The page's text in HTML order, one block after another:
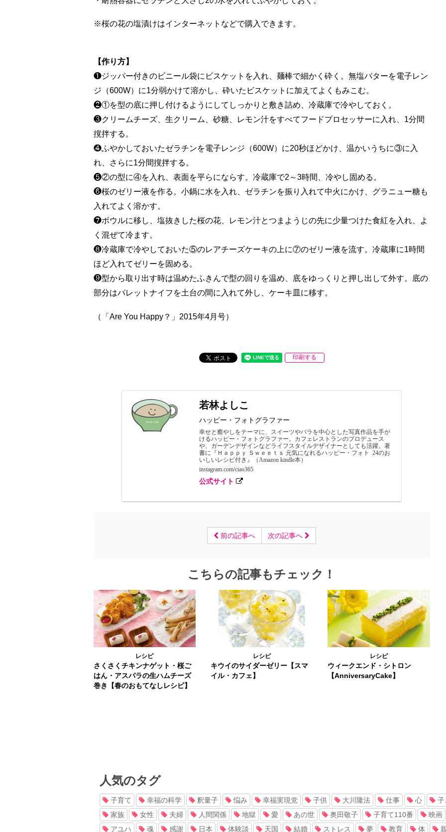
※桜の花の塩漬けはインターネットなどで購入できます。
【作り方】
❶ジッパー付きのビニール袋にビスケットを入れ、麺棒で細かく砕く。無塩バターを電子レン
ジ（600W）に1分弱かけて溶かし、砕いたビスケットに加えてよくもみこむ。
❷①を型の底に押し付けるようにしてしっかりと敷き詰め、冷蔵庫で冷やしておく。
❸クリームチーズ、生クリーム、砂糖、レモン汁をすべてフードプロセッサーに入れ、1分間
撹拌する。
❹ふやかしておいたゼラチンを電子レンジ（600W）に20秒ほどかけ、温かいうちに③に入
れ、さらに1分間撹拌する。
❺②の型に④を入れ、表面を平らにならす。冷蔵庫で2～3時間、冷やし固める。
❻桜のゼリー液を作る。小鍋に水を入れ、ゼラチンを振り入れて中火にかけ、グラニュー糖も
入れてよく溶かす。
❼ボウルに移し、塩抜きした桜の花、レモン汁とつまようじの先に少量つけた食紅を入れ、よ
く混ぜて冷ます。
❽冷蔵庫で冷やしておいた⑤のレアチーズケーキの上に⑦のゼリー液を流す。冷蔵庫に1時間
ほど入れてゼリーを固める。
❾型から取り出す時は温めたふきんで型の回りを温め、底をゆっくりと押し出して外す。底の
部分はパレットナイフを土台の間に入れて外し、ケーキ皿に移す。
（「Are You Happy？」2015年4月号）
印刷する
若林よしこ
ハッピー・フォトグラファー
幸せと癒やしをテーマに、スイーツやバラを中心とした写真作品を手が
けるハッピー・フォトグラファー。カフェレストランのプロデュース
や、ガーデンデザインなどライフスタイルデザイナーとしても活躍。著
書に『Ｈａｐｐｙ Ｓｗｅｅｔｓ 元気になれるハッピー・フォト 24のお
いしいレシピ付き』（Amazon kindle本）
instagram.com/ciao365
公式サイト
前の記事へ 次の記事へ
こちらの記事もチェック！
レシピ
さくさくチキンナゲット・桜ご
はん・アスパラの生ハムチーズ
巻き【春のおもてなしレシピ】
レシピ
キウイのサイダーゼリー【スマ
イル・カフェ】
レシピ
ウィークエンド・シトロン
【AnniversaryCake】
人気のタグ
子育て 幸福の科学 釈量子 悩み 幸福実現党 子供 大川隆法 仕事 心
子
家族
女性 夫婦 人間関係 地獄 愛 あの世 奥田敬子 子育て110番
映画
アユハ
魂 感謝 日本 体験談 天国 結婚 ストレス 夢 教育 体